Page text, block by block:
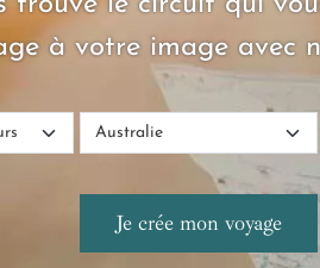
à votre image avec